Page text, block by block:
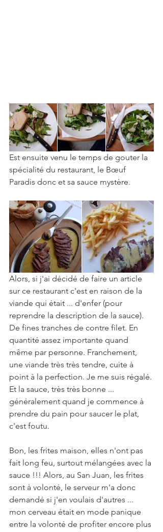
Est ensuite venu le temps de gouter la
spécialité du restaurant, le Bœuf
Paradis donc et sa sauce mystère.
Alors, si j'ai décidé de faire un article
sur ce restaurant c'est en raison de la
viande qui était ... d'enfer (pour
reprendre la description de la sauce).
De fines tranches de contre filet. En
quantité assez importante quand
même par personne. Franchement,
une viande très très tendre, cuite à
point à la perfection. Je me suis régalé.
Et la sauce, très très bonne ...
généralement quand je commence à
prendre du pain pour saucer le plat,
c'est foutu.
Bon, les frites maison, elles n'ont pas
fait long feu, surtout mélangées avec la
sauce !!! Alors, au San Juan, les frites
sont à volonté, le serveur m'a donc
demandé si j'en voulais d'autres ...
mon cerveau était en mode panique
entre la volonté de profiter encore plus